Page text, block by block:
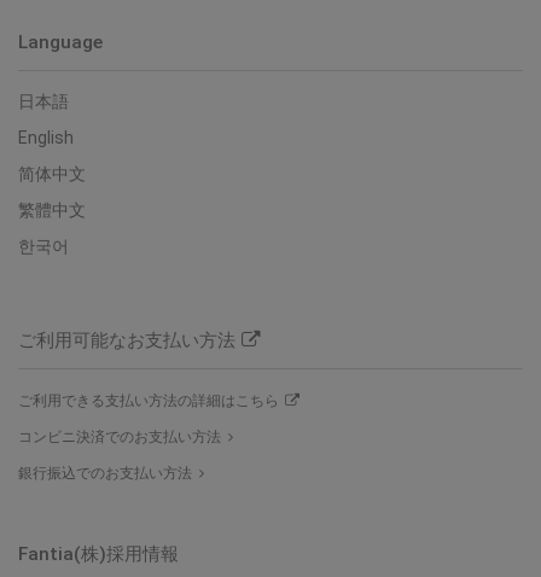
Language
日本語
English
简体中文
繁體中文
한국어
ご利用可能なお支払い方法
ご利用できる支払い方法の詳細はこちら
コンビニ決済でのお支払い方法
銀行振込でのお支払い方法
Fantia(株)採用情報